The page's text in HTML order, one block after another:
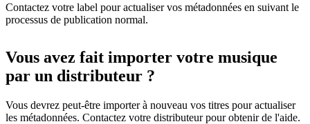
Contactez votre label pour actualiser vos métadonnées en suivant le
processus de publication normal.
Vous avez fait importer votre musique
par un distributeur ?
Vous devrez peut-être importer à nouveau vos titres pour actualiser
les métadonnées. Contactez votre distributeur pour obtenir de l'aide.